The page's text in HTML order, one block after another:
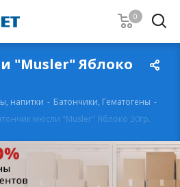
0
"Musler" Яблоко
напитки - Батончики, Гематогены -
мюсли "Musler" Яблоко 30гр.